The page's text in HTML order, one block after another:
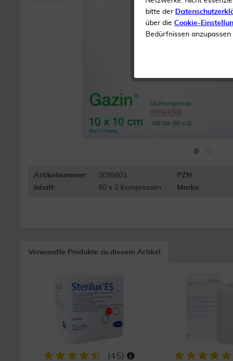
Artikelnummer: 3095601 PZN:
Inhalt:
50 x 2 Kompressen Marke:
Verwandte Produkte zu diesem Artikel
(45)
bitte der
über die Cookie-
Bedürfnissen